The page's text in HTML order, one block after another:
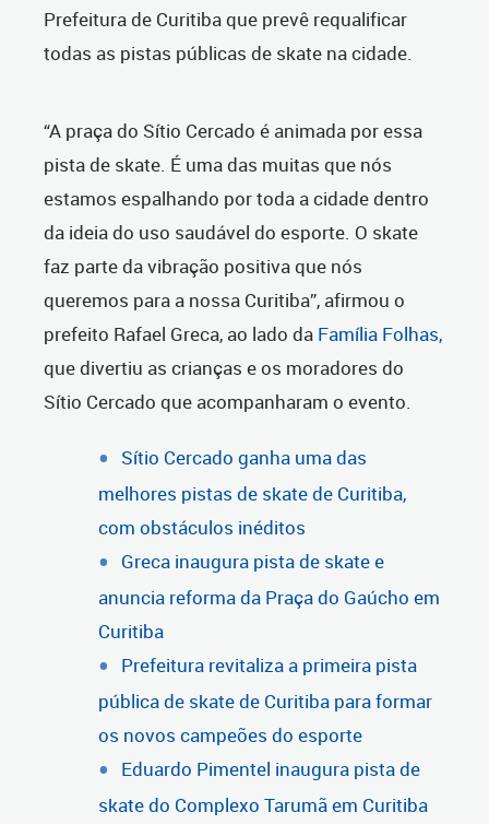
Prefeitura de Curitiba que prevê requalificar
todas as pistas públicas de skate na cidade.
“A praça do Sítio Cercado é animada por essa
pista de skate. É uma das muitas que nós
estamos espalhando por toda a cidade dentro
da ideia do uso saudável do esporte. O skate
faz parte da vibração positiva que nós
queremos para a nossa Curitiba”, afirmou o
prefeito Rafael Greca, ao lado da Família Folhas,
que divertiu as crianças e os moradores do
Sítio Cercado que acompanharam o evento.
Sítio Cercado ganha uma das
melhores pistas de skate de Curitiba,
com obstáculos inéditos
Greca inaugura pista de skate e
anuncia reforma da Praça do Gaúcho em
Curitiba
Prefeitura revitaliza a primeira pista
pública de skate de Curitiba para formar
os novos campeões do esporte
Eduardo Pimentel inaugura pista de
skate do Complexo Tarumã em Curitiba